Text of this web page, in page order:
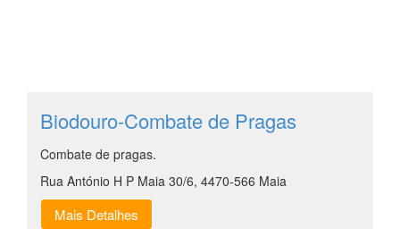
Biodouro-Combate de Pragas
Combate de pragas.
Rua António H P Maia 30/6, 4470-566 Maia
Mais Detalhes